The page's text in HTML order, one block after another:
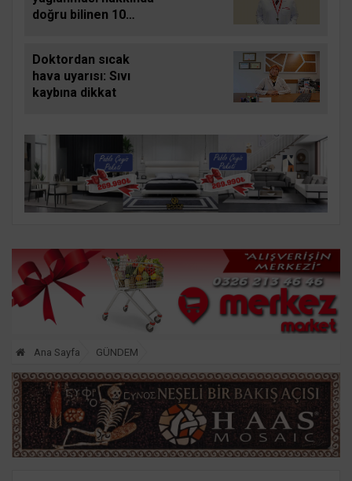
doğru bilinen 10
Doktordan sıcak
hava uyarısı: Sıvı
kaybına dikkat
Ana Sayfa GÜNDEM